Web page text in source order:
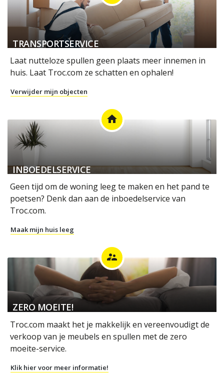
TRANSPORTSERVICE
Laat nutteloze spullen geen plaats meer innemen in
huis. Laat Troc.com ze schatten en ophalen!
Verwijder mijn objecten
home
INBOEDELSERVICE
Geen tijd om de woning leeg te maken en het pand te
poetsen? Denk dan aan de inboedelservice van
Troc.com.
Maak mijn huis leeg
supervisor_account
ZERO MOEITE!
Troc.com maakt het je makkelijk en vereenvoudigt de
verkoop van je meubels en spullen met de zero
moeite-service.
Klik hier voor meer informatie!